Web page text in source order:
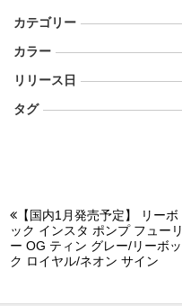
カテゴリー
カラー
リリース日
タグ
【国内1月発売予定】 リーボ
ック インスタ ポンプ フューリ
ー OG ティン グレー/リーボッ
ク ロイヤル/ネオン サイン